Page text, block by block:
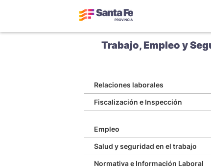
Trabajo, Empleo y
Relaciones laborales
Fiscalización e Inspección
Empleo
Salud y seguridad en el trabajo
Normativa e Información Laboral